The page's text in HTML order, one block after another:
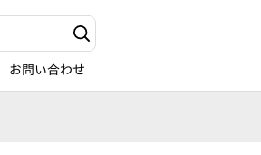
お問い合わせ